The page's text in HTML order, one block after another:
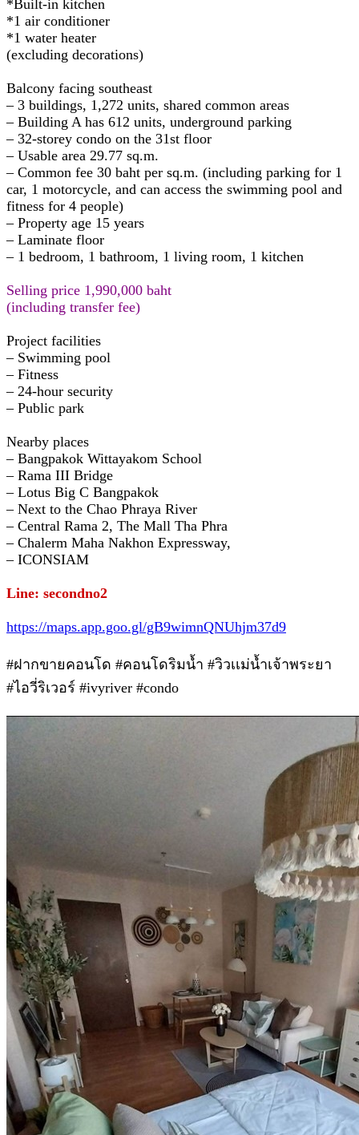
*Built-in kitchen
*1 air conditioner
*1 water heater
(excluding decorations)
Balcony facing southeast
– 3 buildings, 1,272 units, shared common areas
– Building A has 612 units, underground parking
– 32-storey condo on the 31st floor
– Usable area 29.77 sq.m.
– Common fee 30 baht per sq.m. (including parking for 1
car, 1 motorcycle, and can access the swimming pool and
fitness for 4 people)
– Property age 15 years
– Laminate floor
– 1 bedroom, 1 bathroom, 1 living room, 1 kitchen
Selling price 1,990,000 baht
(including transfer fee)
Project facilities
– Swimming pool
– Fitness
– 24-hour security
– Public park
Nearby places
– Bangpakok Wittayakom School
– Rama III Bridge
– Lotus Big C Bangpakok
– Next to the Chao Phraya River
– Central Rama 2, The Mall Tha Phra
– Chalerm Maha Nakhon Expressway,
– ICONSIAM
Line: secondno2
https://maps.app.goo.gl/gB9wimnQNUhjm37d9
#ฝากขายคอนโด #คอนโดริมน้ำ #วิวเเม่น้ำเจ้าพระยา
#ไอวี่ริเวอร์ #ivyriver #condo